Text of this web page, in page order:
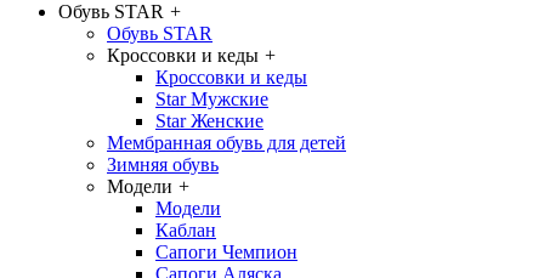
Обувь STAR +
Обувь STAR
Кроссовки и кеды +
Кроссовки и кеды
Star Мужские
Star Женские
Мембранная обувь для детей
Зимняя обувь
Модели +
Модели
Каблан
Сапоги Чемпион
Сапоги Аляска